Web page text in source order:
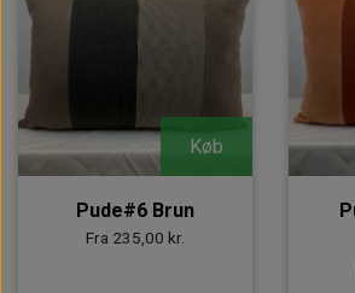
Køb
Pude#6 Brun
Fra 235,00 kr.